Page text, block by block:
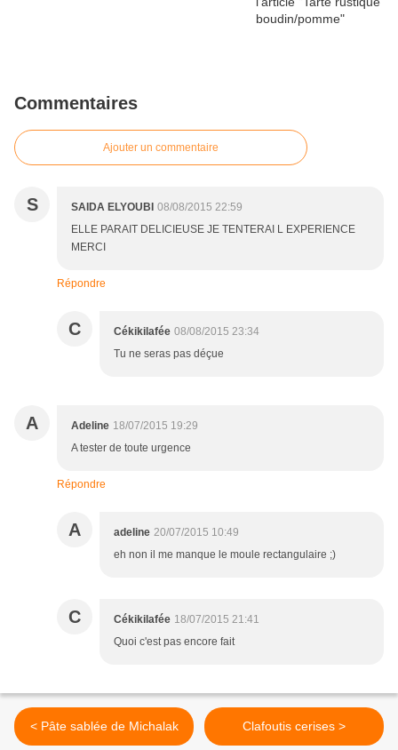
Commentaires
Ajouter un commentaire
S SAIDA ELYOUBI 08/08/2015 22:59
ELLE PARAIT DELICIEUSE JE TENTERAI L EXPERIENCE
MERCI
Répondre
C Cékikilafée 08/08/2015 23:34
Tu ne seras pas déçue
A Adeline 18/07/2015 19:29
A tester de toute urgence
Répondre
A adeline 20/07/2015 10:49
eh non il me manque le moule rectangulaire ;)
C Cékikilafée 18/07/2015 21:41
Quoi c'est pas encore fait
< Pâte sablée de Michalak Clafoutis cerises >